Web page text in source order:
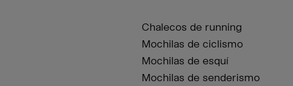
Chalecos de running
Mochilas de ciclismo
Mochilas de esquí
Mochilas de senderismo